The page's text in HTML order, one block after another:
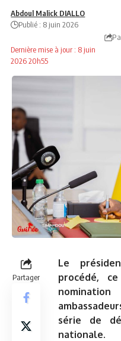
Dernière mise à jour : 8 juin
2026 20h55
Abdoul Malick DIALLO
Publié : 8 juin 2026
Partager
Le
procédé,
série de
nationale.